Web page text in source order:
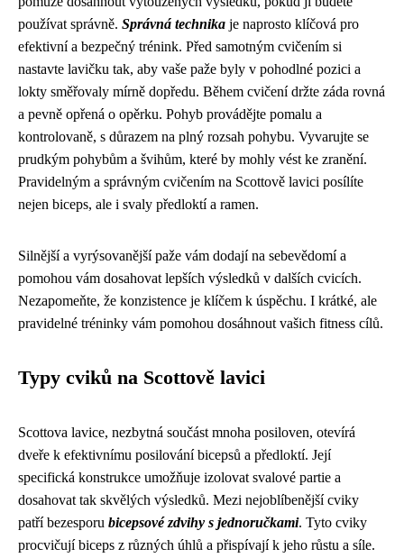
používat správně. Správná technika je naprosto klíčová pro
efektivní a bezpečný trénink. Před samotným cvičením si
nastavte lavičku tak, aby vaše paže byly v pohodlné pozici a
lokty směřovaly mírně dopředu. Během cvičení držte záda rovná
a pevně opřená o opěrku. Pohyb provádějte pomalu a
kontrolovaně, s důrazem na plný rozsah pohybu. Vyvarujte se
prudkým pohybům a švihům, které by mohly vést ke zranění.
Pravidelným a správným cvičením na Scottově lavici posílíte
nejen biceps, ale i svaly předloktí a ramen.
Silnější a vyrýsovanější paže vám dodají na sebevědomí a
pomohou vám dosahovat lepších výsledků v dalších cvicích.
Nezapomeňte, že konzistence je klíčem k úspěchu. I krátké, ale
pravidelné tréninky vám pomohou dosáhnout vašich fitness cílů.
Typy cviků na Scottově lavici
Scottova lavice, nezbytná součást mnoha posiloven, otevírá
dveře k efektivnímu posilování bicepsů a předloktí. Její
specifická konstrukce umožňuje izolovat svalové partie a
dosahovat tak skvělých výsledků. Mezi nejoblíbenější cviky
patří bezesporu bicepsové zdvihy s jednoručkami. Tyto cviky
procvičují biceps z různých úhlů a přispívají k jeho růstu a síle.